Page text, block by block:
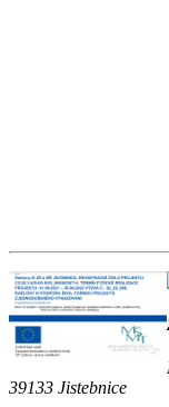
39133 Jistebnice